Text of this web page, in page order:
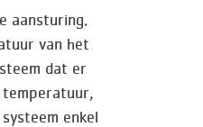
aansturing.
van het
dat er
enkel